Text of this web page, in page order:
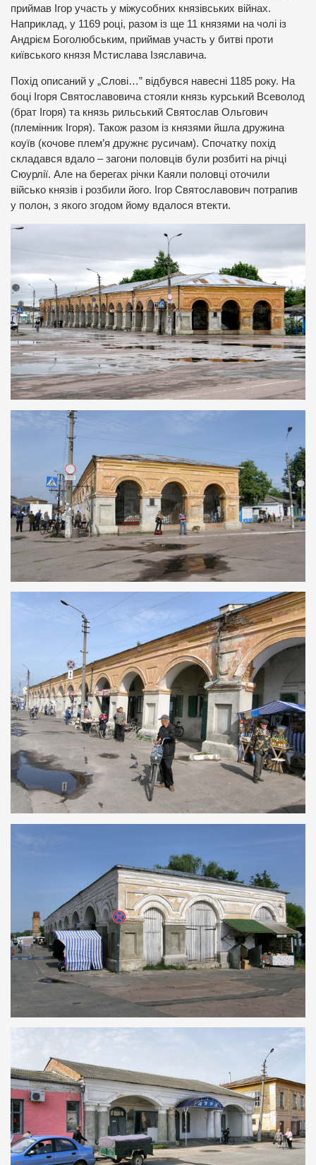
приймав Ігор участь у міжусобних князівських війнах.
Наприклад, у 1169 році, разом із ще 11 князями на чолі із
Андрієм Боголюбським, приймав участь у битві проти
київського князя Мстислава Ізяславича.
Похід описаний у „Слові…” відбувся навесні 1185 року. На
боці Ігоря Святославовича стояли князь курський Всеволод
(брат Ігоря) та князь рильський Святослав Ольгович
(племінник Ігоря). Також разом із князями йшла дружина
коуїв (кочове плем’я дружнє русичам). Спочатку похід
складався вдало – загони половців були розбиті на річці
Сюурлії. Але на берегах річки Каяли половці оточили
військо князів і розбили його. Ігор Святославович потрапив
у полон, з якого згодом йому вдалося втекти.